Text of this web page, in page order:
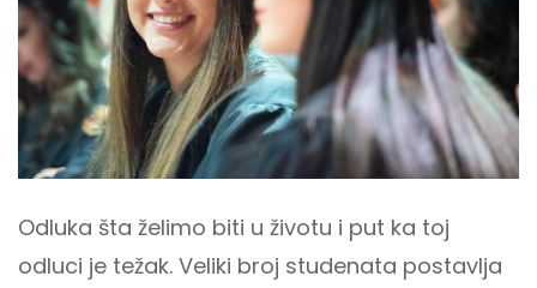
Odluka šta želimo biti u životu i put ka toj
odluci je težak. Veliki broj studenata postavlja